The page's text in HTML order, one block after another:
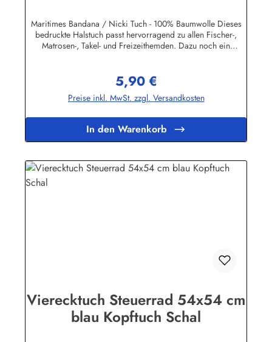
Maritimes Bandana / Nicki Tuch - 100% Baumwolle Dieses
bedruckte Halstuch passt hervorragend zu allen Fischer-,
Matrosen-, Takel- und Freizeithemden. Dazu noch ein
GmbHHeglitzer Str. 1226409 Wittmundinfo@modas-
bekleidung.de
Regulärer Preis:
5,90 €
Preise inkl. MwSt. zzgl. Versandkosten
In den Warenkorb
Vierecktuch Steuerrad 54x54 cm
blau Kopftuch Schal